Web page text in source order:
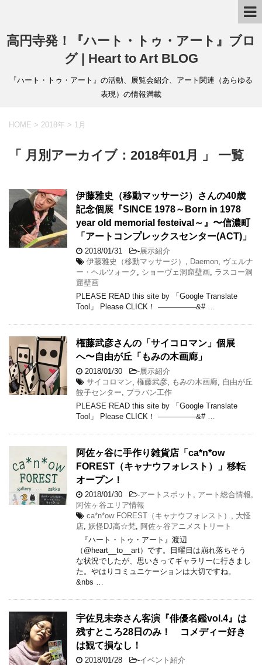
高円寺発！『ハート・トゥ・アート』ブロ
グ | Heart to Art BLOG
『ハート・トゥ・アート』の活動、展覧会紹介、アート関連（あらゆる
表現）の情報満載
HOME > 2018年 > 1月
「 月別アーカイブ：2018年01月 」 一覧
伊藤雅史（移動マッサージ）さんの40歳
記念個展『SINCE 1978～Born in 1978
year old memorial festeival～』〜信濃町
「アートコンプレックスセンター(ACT)」
2018/01/31 -展示紹介
伊藤雅史（移動マッサージ）
Daemon ヴェルナ
ー・ヘルツォーク
ショーヴェ洞窟壁画 ラスコー洞
窟壁画
PLEASE READ this site by 「Google Translate
Tool」 Please CLICK！ —————&# …
権藤武彦さんの「サイコロマン」個展
へ〜自由が丘「もみの木画廊」
2018/01/30 -展示紹介
サイコロマン 権藤武彦 もみの木画廊 自由が丘
餃子センター
プラバン工作
PLEASE READ this site by 「Google Translate
Tool」 Please CLICK！ —————&# …
阿佐ヶ谷に手作り雑貨店「ca*n*ow
FOREST（キャナウフォレスト）」移転
オープン！
2018/01/30 -アートスポット アート総合情報
阿佐ヶ谷エリア情報
ca*n*ow FOREST（キャナウフォレスト）
大怪
店 妖怪DJ高☆梵 阿佐ヶ谷アニメストリート
『ハート・トゥ・アート』渡辺
（@heart__to__art）です。日曜日は崩れ落ちそう
な状況でしたが、思いきってギャラリーに行きまし
た。やはりコミュニケーションは大切ですね。
&nbs …
宇佐見未奈さん客演『俳優名鑑vol.4』は
残すところ28日のみ！ コメディー好き
は観て損なし！
2018/01/28 -イベント紹介